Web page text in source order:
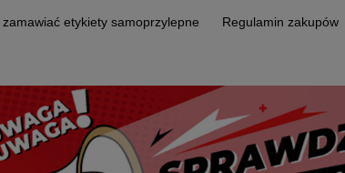
zamawiać etykiety samoprzylepne Regulamin zakupów